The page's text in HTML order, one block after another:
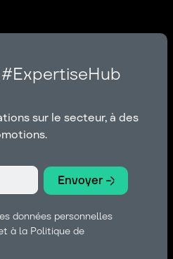
sur le secteur, à des
données personnelles
à la Politique de